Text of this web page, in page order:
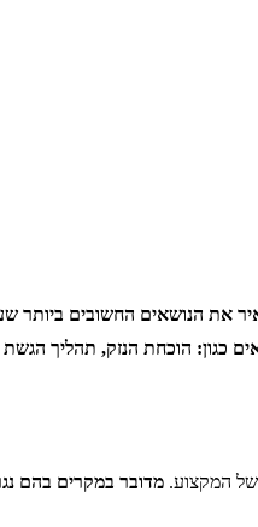
את הנושאים החשובים
כגון: הוכחת הנזק, תהליך
המקצוע. מדובר במקרים בהם